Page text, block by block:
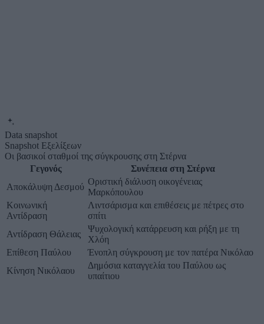
Data snapshot
Snapshot Εξελίξεων
Οι βασικοί σταθμοί της σύγκρουσης στη Στέρνα
Γεγονός
Συνέπεια στη Στέρνα
Αποκάλυψη Δεσμού
Οριστική διάλυση οικογένειας
Μαρκόπουλου
Κοινωνική
Αντίδραση
Λιντσάρισμα και επιθέσεις με πέτρες στο
σπίτι
Αντίδραση Θάλειας
Ψυχολογική κατάρρευση και ρήξη με τη
Χλόη
Επίθεση Παύλου
Ένοπλη σύγκρουση με τον πατέρα Νικόλαο
Κίνηση Νικόλαου
Δημόσια καταγγελία του Παύλου ως
υπαίτιου